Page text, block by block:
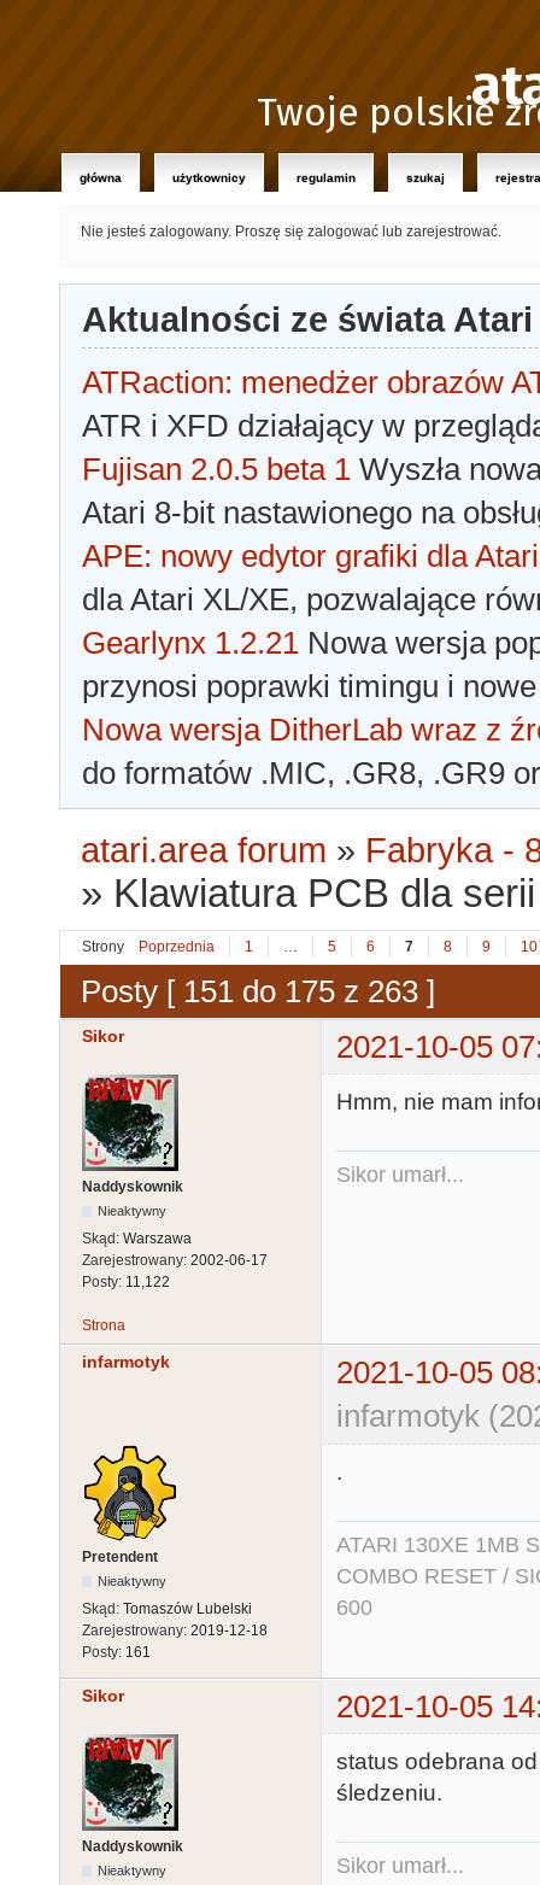
Twoje polskie
główna użytkownicy regulamin szukaj
Nie jesteś zalogowany. Proszę się zalogować lub zarejestrować.
Aktualności ze świata Atari
ATRaction: menedżer obrazów
ATR i XFD działający w
Fujisan 2.0.5 beta 1 Wyszła
Atari 8-bit nastawionego na
APE: nowy edytor grafiki dla Atari
dla Atari XL/XE, pozwalające
Gearlynx 1.2.21 Nowa wersja
przynosi poprawki timingu i
Nowa wersja DitherLab wraz z
do formatów .MIC, .GR8, .GR9
atari.area forum » Fabryka -
» Klawiatura PCB dla
Strony Poprzednia 1 … 5 6 7 8 9 10
Posty [ 151 do 175 z 263 ]
Sikor 2021-10-05
Naddyskownik
Nieaktywny
Skąd: Warszawa
Zarejestrowany: 2002-06-17
Posty: 11,122
Hmm, nie mam
Sikor umarł...
Strona
infarmotyk
2021-10-05
infarmotyk
Pretendent
Nieaktywny
Skąd: Tomaszów Lubelski
Zarejestrowany: 2019-12-18
Posty: 161
.
ATARI 130XE 1MB
COMBO RESET /
600
Sikor 2021-10-05
Naddyskownik
Nieaktywny
status odebrana
śledzeniu.
Sikor umarł...